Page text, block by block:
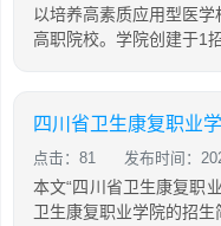
以培养高素质应用型医
高职院校。学院创建于1
四川省卫生康复职业
点击：81 发布时间：
本文“四川省卫生康复职
卫生康复职业学院的招